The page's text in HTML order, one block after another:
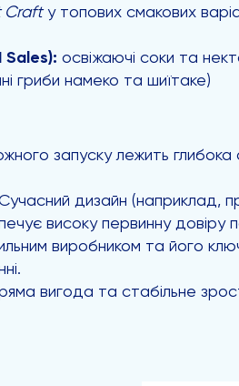
Craftу топових смакових
Sales): освіжаючі соки та
гриби намеко та шиїтаке)
запуску лежить
дизайн (наприклад,
високу первинну довіру
виробником та його
вигода та стабільне